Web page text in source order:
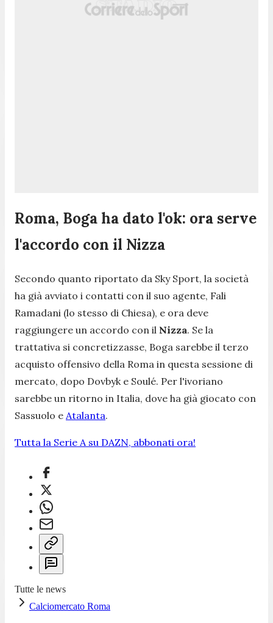
Roma, Boga ha dato l'ok: ora serve
l'accordo con il Nizza
Secondo quanto riportato da Sky Sport, la società
ha già avviato i contatti con il suo agente, Fali
Ramadani (lo stesso di Chiesa), e ora deve
raggiungere un accordo con il Nizza. Se la
trattativa si concretizzasse, Boga sarebbe il terzo
acquisto offensivo della Roma in questa sessione di
mercato, dopo Dovbyk e Soulé. Per l'ivoriano
sarebbe un ritorno in Italia, dove ha già giocato con
Sassuolo e Atalanta.
Tutta la Serie A su DAZN, abbonati ora!
Tutte le news
Calciomercato Roma